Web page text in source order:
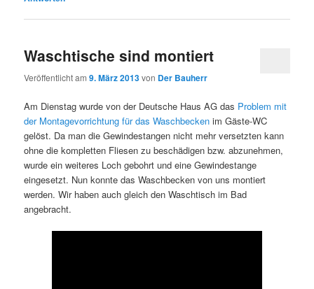
Waschtische sind montiert
Veröffentlicht am9. März 2013von Der Bauherr
Am Dienstag wurde von der Deutsche Haus AG das Problem mit
der Montagevorrichtung für das Waschbecken im Gäste-WC
gelöst. Da man die Gewindestangen nicht mehr versetzten kann
ohne die kompletten Fliesen zu beschädigen bzw. abzunehmen,
wurde ein weiteres Loch gebohrt und eine Gewindestange
eingesetzt. Nun konnte das Waschbecken von uns montiert
werden. Wir haben auch gleich den Waschtisch im Bad
angebracht.